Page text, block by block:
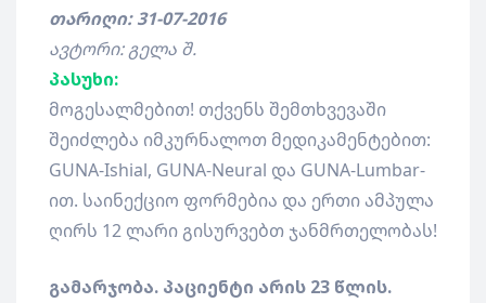
თარიღი: 31-07-2016
ავტორი: გელა შ.
პასუხი:
მოგესალმებით! თქვენს შემთხვევაში
შეიძლება იმკურნალოთ მედიკამენტებით:
GUNA-Ishial, GUNA-Neural და GUNA-Lumbar-
ით. საინექციო ფორმებია და ერთი ამპულა
ღირს 12 ლარი გისურვებთ ჯანმრთელობას!
გამარჯობა. პაციენტი არის 23 წლის.